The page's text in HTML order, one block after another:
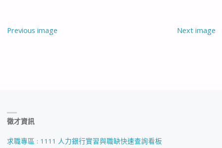
Previous image Next image
徵才資訊
求職專區 : 1111 人力銀行實習與職缺快速查詢看板